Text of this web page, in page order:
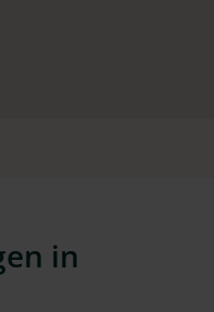
in